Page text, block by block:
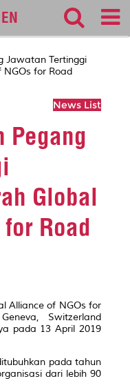
EN
Jawatan Tertinggi
for Road
News List
Pegang
Global
Road
Alliance of NGOs for
Switzerland
pada 13 April 2019
pada tahun
dari lebih 90